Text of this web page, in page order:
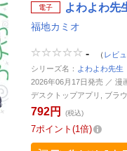
電子 よわよわ先
福地カミオ
- （ レビ
シリーズ名： よわよわ先生
2026年06月17日発売 ／ 漫
デスクトップアプリ, ブラ
792円 (税込)
7ポイント 1倍